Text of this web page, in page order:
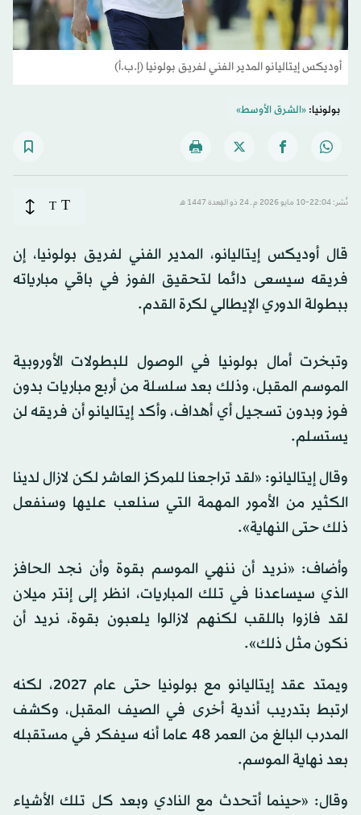
أوديكس إيتاليانو المدير الفني لفريق بولونيا (إ.ب.أ)
بولونيا:«الشرق الأوسط»
نُشر: 22:04-10 مايو 2026 م ـ 24 ذو القِعدة 1447 هـ T
T
قال أوديكس إيتاليانو، المدير الفني لفريق بولونيا، إن
فريقه سيسعى دائما لتحقيق الفوز في باقي مبارياته
ببطولة الدوري الإيطالي لكرة القدم.
وتبخرت أمال بولونيا في الوصول للبطولات الأوروبية
الموسم المقبل، وذلك بعد سلسلة من أربع مباريات بدون
فوز وبدون تسجيل أي أهداف، وأكد إيتاليانو أن فريقه لن
يستسلم.
وقال إيتاليانو: «لقد تراجعنا للمركز العاشر لكن لازال لدينا
الكثير من الأمور المهمة التي سنلعب عليها وسنفعل
ذلك حتى النهاية».
وأضاف: «نريد أن ننهي الموسم بقوة وأن نجد الحافز
الذي سيساعدنا في تلك المباريات، انظر إلى إنتر ميلان
لقد فازوا باللقب لكنهم لازالوا يلعبون بقوة، نريد أن
نكون مثل ذلك».
ويمتد عقد إيتاليانو مع بولونيا حتى عام 2027، لكنه
ارتبط بتدريب أندية أخرى في الصيف المقبل، وكشف
المدرب البالغ من العمر 48 عاما أنه سيفكر في مستقبله
بعد نهاية الموسم.
وقال: «حينما أتحدث مع النادي وبعد كل تلك الأشياء